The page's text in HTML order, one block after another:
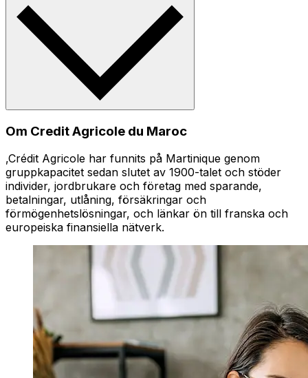
Om Credit Agricole du Maroc
,Crédit Agricole har funnits på Martinique genom
gruppkapacitet sedan slutet av 1900-talet och stöder
individer, jordbrukare och företag med sparande,
betalningar, utlåning, försäkringar och
förmögenhetslösningar, och länkar ön till franska och
europeiska finansiella nätverk.